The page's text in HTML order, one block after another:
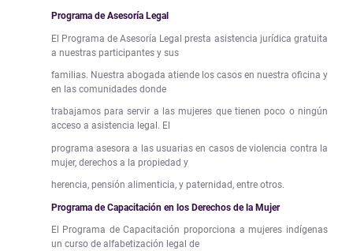
Programa de Asesoría Legal
El Programa de Asesoría Legal presta asistencia jurídica gratuita
a nuestras participantes y sus
familias. Nuestra abogada atiende los casos en nuestra oficina y
en las comunidades donde
trabajamos para servir a las mujeres que tienen poco o ningún
acceso a asistencia legal. El
programa asesora a las usuarias en casos de violencia contra la
mujer, derechos a la propiedad y
herencia, pensión alimenticia, y paternidad, entre otros.
Programa de Capacitación en los Derechos de la Mujer
El Programa de Capacitación proporciona a mujeres indígenas
un curso de alfabetización legal de